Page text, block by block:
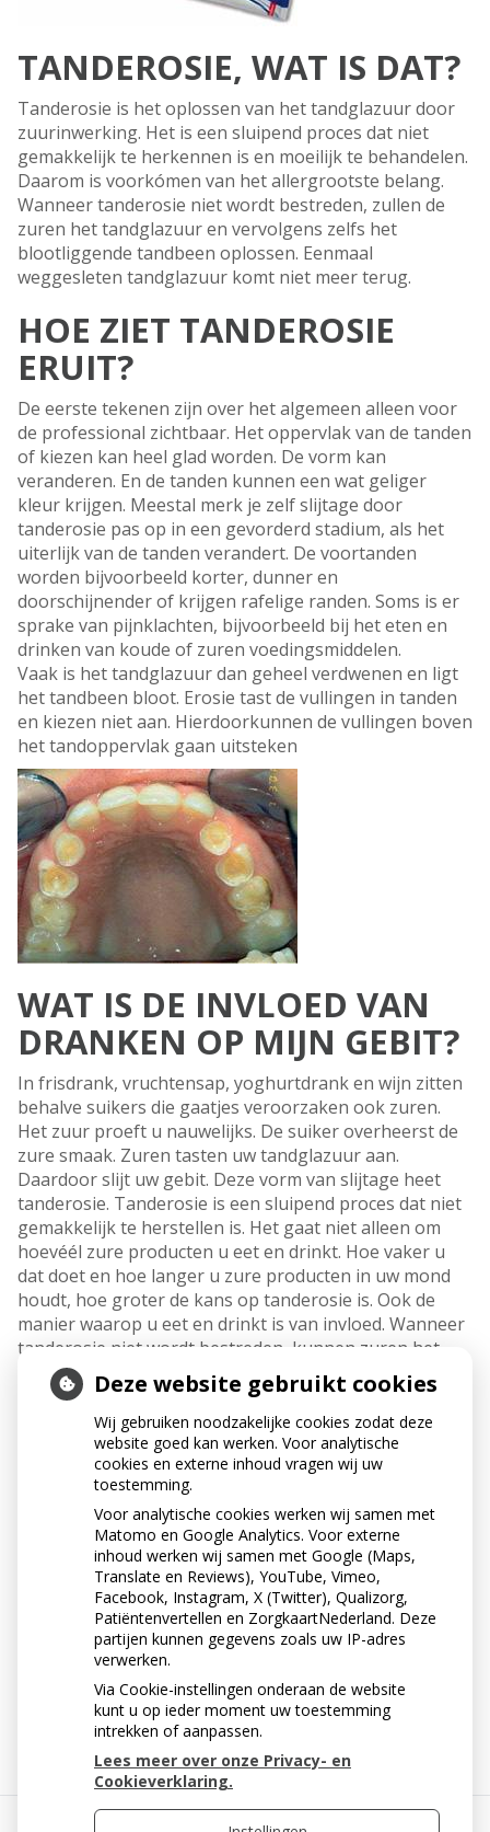
TANDEROSIE, WAT IS DAT?
Tanderosie is het oplossen van het tandglazuur door
zuurinwerking. Het is een sluipend proces dat niet
gemakkelijk te herkennen is en moeilijk te behandelen.
Daarom is voorkómen van het allergrootste belang.
Wanneer tanderosie niet wordt bestreden, zullen de
zuren het tandglazuur en vervolgens zelfs het
blootliggende tandbeen oplossen. Eenmaal
weggesleten tandglazuur komt niet meer terug.
HOE ZIET TANDEROSIE
ERUIT?
De eerste tekenen zijn over het algemeen alleen voor
de professional zichtbaar. Het oppervlak van de tanden
of kiezen kan heel glad worden. De vorm kan
veranderen. En de tanden kunnen een wat geliger
kleur krijgen. Meestal merk je zelf slijtage door
tanderosie pas op in een gevorderd stadium, als het
uiterlijk van de tanden verandert. De voortanden
worden bijvoorbeeld korter, dunner en
doorschijnender of krijgen rafelige randen. Soms is er
sprake van pijnklachten, bijvoorbeeld bij het eten en
drinken van koude of zuren voedingsmiddelen.
Vaak is het tandglazuur dan geheel verdwenen en ligt
het tandbeen bloot. Erosie tast de vullingen in tanden
en kiezen niet aan. Hierdoorkunnen de vullingen boven
het tandoppervlak gaan uitsteken
WAT IS DE INVLOED VAN
DRANKEN OP MIJN GEBIT?
In frisdrank, vruchtensap, yoghurtdrank en wijn zitten
behalve suikers die gaatjes veroorzaken ook zuren.
Het zuur proeft u nauwelijks. De suiker overheerst de
zure smaak. Zuren tasten uw tandglazuur aan.
Daardoor slijt uw gebit. Deze vorm van slijtage heet
tanderosie. Tanderosie is een sluipend proces dat niet
gemakkelijk te herstellen is. Het gaat niet alleen om
hoevéél zure producten u eet en drinkt. Hoe vaker u
dat doet en hoe langer u zure producten in uw mond
houdt, hoe groter de kans op tanderosie is. Ook de
manier waarop u eet en drinkt is van invloed. Wanneer
tanderosie niet wordt bestreden, kunnen zuren het
tandglazuur en vervolgens zelfs het blootliggende
tandbeen oplossen. Water, koffie en gewone thee
zonder suiker zijn niet schadelijk voor uw gebit.
« Terug naar het overzicht
Deze website gebruikt cookies
Wij gebruiken noodzakelijke cookies zodat deze
website goed kan werken. Voor analytische
cookies en externe inhoud vragen wij uw
toestemming.
Voor analytische cookies werken wij samen met
Matomo en Google Analytics. Voor externe
inhoud werken wij samen met Google (Maps,
Translate en Reviews), YouTube, Vimeo,
Facebook, Instagram, X (Twitter), Qualizorg,
Patiëntenvertellen en ZorgkaartNederland. Deze
partijen kunnen gegevens zoals uw IP-adres
verwerken.
Via Cookie-instellingen onderaan de website
kunt u op ieder moment uw toestemming
intrekken of aanpassen.
Lees meer over onze Privacy- en
Cookieverklaring.